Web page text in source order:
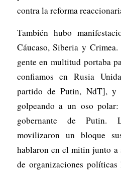
contra la reforma
También hubo
Cáucaso, Siberia y
gente en multitud portaba
confiamos en Rusia
partido de Putin, NdT],
golpeando a un oso
gobernante de Putin.
movilizaron un bloque
hablaron en el mitin junto
de organizaciones